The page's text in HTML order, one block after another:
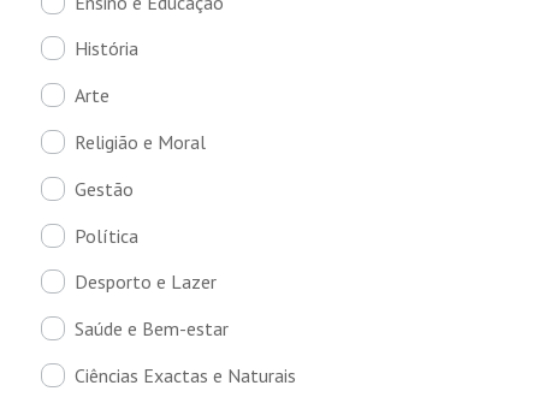
História
Arte
Religião e Moral
Gestão
Política
Desporto e Lazer
Saúde e Bem-estar
Ciências Exactas e Naturais